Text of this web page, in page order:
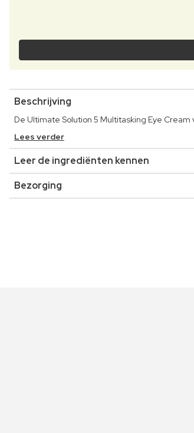
Beschrijving
De Ultimate Solution 5 Multitasking Eye
Lees verder
Leer de ingrediënten kennen
Bezorging